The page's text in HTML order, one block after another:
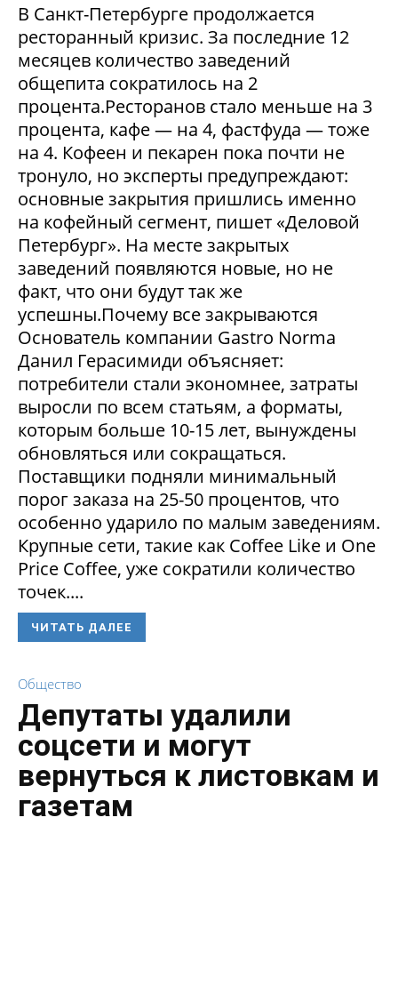
В Санкт-Петербурге продолжается
ресторанный кризис. За последние 12
месяцев количество заведений
общепита сократилось на 2
процента.Ресторанов стало меньше на 3
процента, кафе — на 4, фастфуда — тоже
на 4. Кофеен и пекарен пока почти не
тронуло, но эксперты предупреждают:
основные закрытия пришлись именно
на кофейный сегмент, пишет «Деловой
Петербург». На месте закрытых
заведений появляются новые, но не
факт, что они будут так же
успешны.Почему все закрываются
Основатель компании Gastro Norma
Данил Герасимиди объясняет:
потребители стали экономнее, затраты
выросли по всем статьям, а форматы,
которым больше 10-15 лет, вынуждены
обновляться или сокращаться.
Поставщики подняли минимальный
порог заказа на 25-50 процентов, что
особенно ударило по малым заведениям.
Крупные сети, такие как Coffee Like и One
Price Coffee, уже сократили количество
точек....
ЧИТАТЬ ДАЛЕЕ
Общество
Депутаты удалили
соцсети и могут
вернуться к листовкам и
газетам